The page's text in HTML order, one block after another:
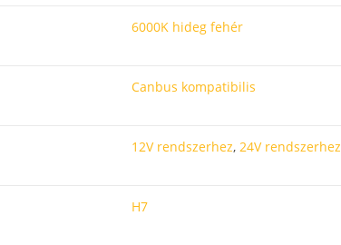
6000K hideg fehér
Canbus kompatibilis
12V rendszerhez, 24V rendszerhez
H7